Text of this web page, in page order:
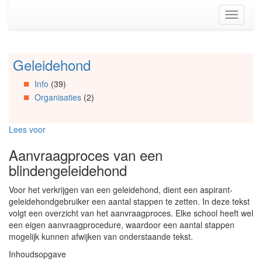
(Accesskey
Toggle
Spring
Artikels
Spring
Spring
Organisaties
Spring
Social
media
Geleidehond
Info (39)
Organisaties(2)
Lees voor
Aanvraagproces van een
blindengeleidehond
Voor het verkrijgen van een geleidehond, dient een aspirant-
geleidehondgebruiker een aantal stappen te zetten. In deze tekst
volgt een overzicht van het aanvraagproces. Elke school heeft wel
een eigen aanvraagprocedure, waardoor een aantal stappen
mogelijk kunnen afwijken van onderstaande tekst.
Inhoudsopgave